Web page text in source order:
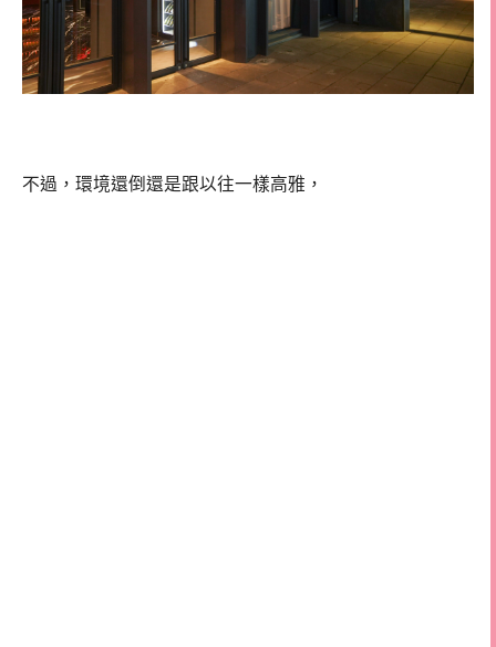
不過，環境還倒還是跟以往一樣高雅，